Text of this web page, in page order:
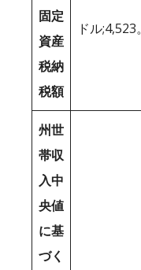
固定
資産
税納
税額
ドル;4,523。
州世
帯収
入中
央値
に基
づく